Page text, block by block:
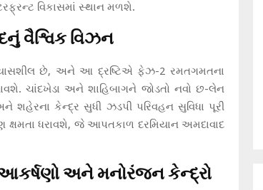
વિકાસમાં સ્થાન મળશે.
વૈશ્વિક વિઝન
છે, અને આ દ્રષ્ટિએ ફેઝ-2 રમતગમતના
ચાંદખેડા અને શાહિબાગને જોડતો નવો છ-લેન
કેન્દ્ર સુધી ઝડપી પરિવહન સુવિધા પૂરી
ધરાવશે, જે આપતકાળ દરમિયાન અમદાવાદ
અને મનોરંજન કેન્દ્રો